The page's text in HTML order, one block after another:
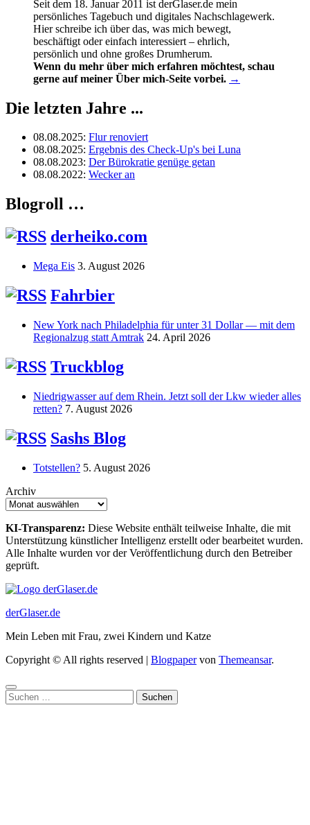
Seit dem 18. Januar 2011 ist derGlaser.de mein
persönliches Tagebuch und digitales Nachschlagewerk.
Hier schreibe ich über das, was mich bewegt,
beschäftigt oder einfach interessiert – ehrlich,
persönlich und ohne großes Drumherum.
Wenn du mehr über mich erfahren möchtest, schau
gerne auf meiner Über mich-Seite vorbei. →
Die letzten Jahre ...
08.08.2025: Flur renoviert
08.08.2025: Ergebnis des Check-Up's bei Luna
08.08.2023: Der Bürokratie genüge getan
08.08.2022: Wecker an
Blogroll …
derheiko.com
Mega Eis 3. August 2026
Fahrbier
New York nach Philadelphia für unter 31 Dollar — mit dem
Regionalzug statt Amtrak 24. April 2026
Truckblog
Niedrigwasser auf dem Rhein. Jetzt soll der Lkw wieder alles
retten? 7. August 2026
Sashs Blog
Totstellen? 5. August 2026
Archiv
KI-Transparenz: Diese Website enthält teilweise Inhalte, die mit
Unterstützung künstlicher Intelligenz erstellt oder bearbeitet wurden.
Alle Inhalte wurden vor der Veröffentlichung durch den Betreiber
geprüft.
derGlaser.de
Mein Leben mit Frau, zwei Kindern und Katze
Copyright © All rights reserved | Blogpapervon Themeansar.
Suchen
nach: